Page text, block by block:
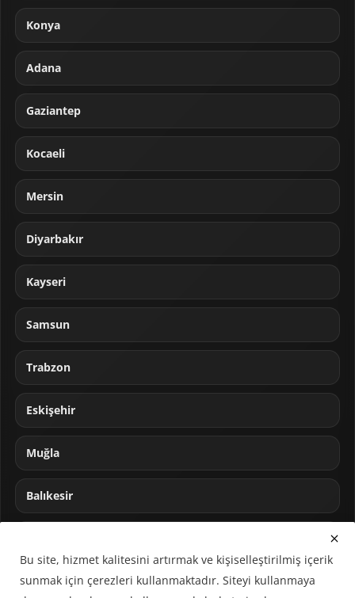
Konya
Adana
Gaziantep
Kocaeli
Mersin
Diyarbakır
Kayseri
Samsun
Trabzon
Eskişehir
Muğla
Balıkesir
Bu site, hizmet kalitesini artırmak ve kişiselleştirilmiş içerik
sunmak için çerezleri kullanmaktadır. Siteyi kullanmaya